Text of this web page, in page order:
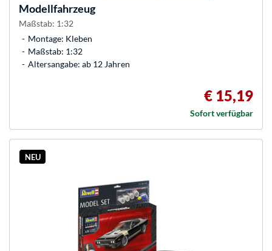
Modellfahrzeug
Maßstab: 1:32
Montage: Kleben
Maßstab: 1:32
Altersangabe: ab 12 Jahren
€ 15,19
Sofort verfügbar
NEU